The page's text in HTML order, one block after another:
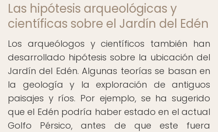
Las hipótesis arqueológicas y
científicas sobre el Jardín del Edén
Los arqueólogos y científicos también han
desarrollado hipótesis sobre la ubicación del
Jardín del Edén. Algunas teorías se basan en
la geología y la exploración de antiguos
paisajes y ríos. Por ejemplo, se ha sugerido
que el Edén podría haber estado en el actual
Golfo Pérsico, antes de que este fuera